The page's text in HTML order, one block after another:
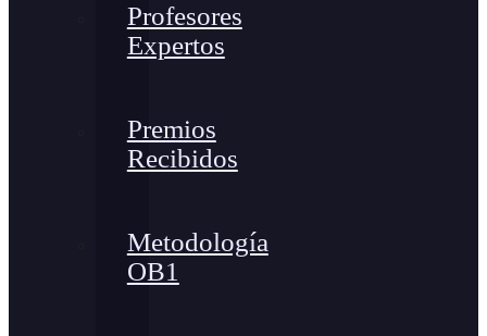
Profesores
Expertos
Premios
Recibidos
Metodología
OB1